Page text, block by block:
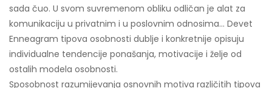
sada čuo. U svom suvremenom obliku odličan je alat za
komunikaciju u privatnim i u poslovnim odnosima… Devet
Enneagram tipova osobnosti dublje i konkretnije opisuju
individualne tendencije ponašanja, motivacije i želje od
ostalih modela osobnosti.
Sposobnost razumijevanja osnovnih motiva različitih tipova